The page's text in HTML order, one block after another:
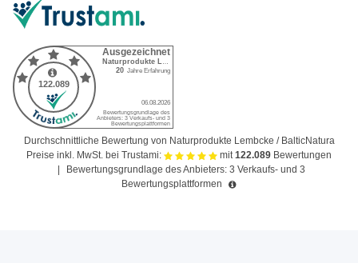
Durchschnittliche Bewertung von Naturprodukte Lembcke / BalticNatura
Preise inkl. MwSt. bei Trustami:
mit122.089 Bewertungen
Bewertungsgrundlage des Anbieters: 3 Verkaufs- und 3
Bewertungsplattformen